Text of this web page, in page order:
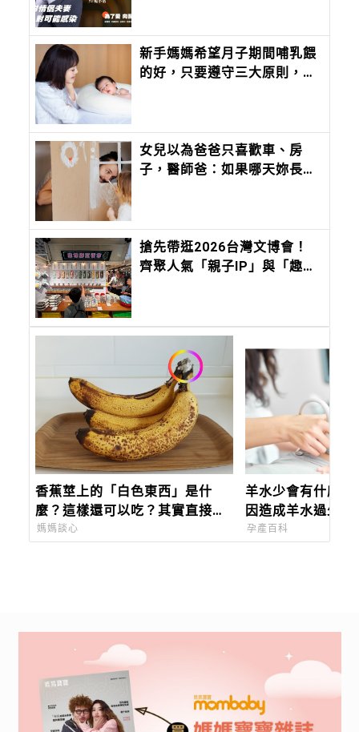
新手媽媽希望月子期間哺乳餵
的好，只要遵守三大原則，減
女兒以為爸爸只喜歡車、房
子，醫師爸：如果哪天妳長大
「妳。」
搶先帶逛2026台灣文博會！
齊聚人氣「親子IP」與「趣味
香蕉莖上的「白色東西」是什
麼？這樣還可以吃？其實直接放
桌上很NG！建議這樣放，延長保
媽媽談心
羊水少會有什麼問
因造成羊水過少
供警覺
孕產百科